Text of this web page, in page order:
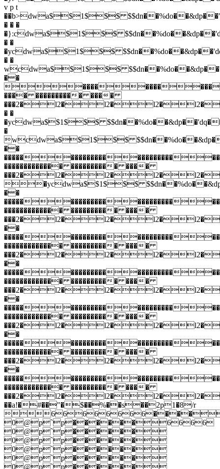
v p t
��b>dwa$$1$$$
� � �
�}:cdwa$$1$$$
� �
�ycdwa$$1$$$
� �
wcdwa$$1$$$
��
���� ���������� ����
� �
�ycdwa$$1$$$
�
wcdwa$$1$$$
��
������������� ���������� ����
�ycdwa$$1$$$
��
������������� ���������� ����
��
������������� ���������� ����
��
������������� ���������� ����
��
������������� ���������� ����
��
������������� ���������� ����
��
������������� ���������� ����
��a!�#��"�$��%��s��2p1�8/r
0@p`p������6666
0@p`p������
0@p`p������
0@p`p������
0@p`p������
0@p`p������